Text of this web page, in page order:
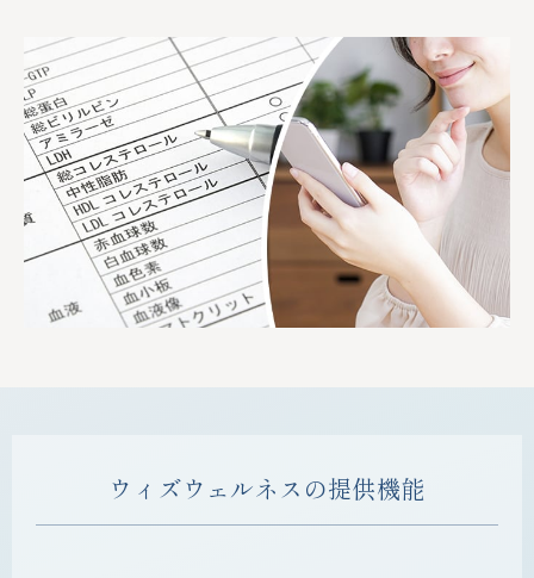
ウィズウェルネスの提供機能